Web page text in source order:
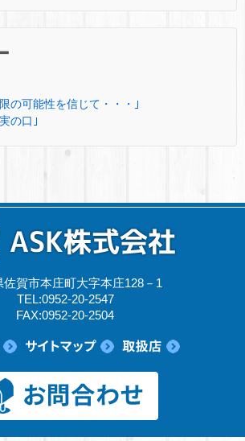
の可能性を信じて・・・｣
の口｣
佐賀市本庄町大字本庄128－1
TEL:0952-20-2547
FAX:0952-20-2504